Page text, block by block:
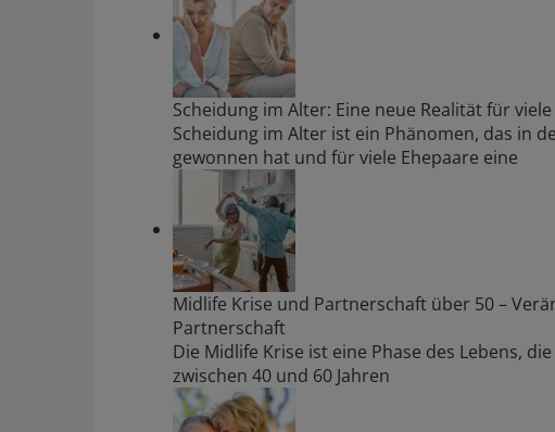
Scheidung im Alter: Eine neue Realität für
Scheidung im Alter ist ein Phänomen, das in
gewonnen hat und für viele Ehepaare eine
Midlife Krise und Partnerschaft über 50 –
Partnerschaft
Die Midlife Krise ist eine Phase des Lebens,
zwischen 40 und 60 Jahren